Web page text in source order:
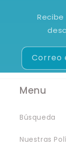
Correo
Menu
Búsqueda
Nuestras